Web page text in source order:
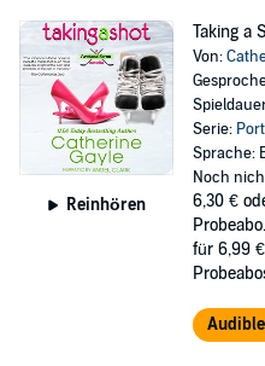
Reinhören
Taking a
Von:
Serie:
Sprache:
Noch
6,30 €
für 6,99